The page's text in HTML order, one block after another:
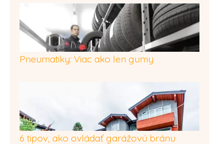
Pneumatiky: Viac ako len gumy
6 tipov, ako ovládať garážovú bránu